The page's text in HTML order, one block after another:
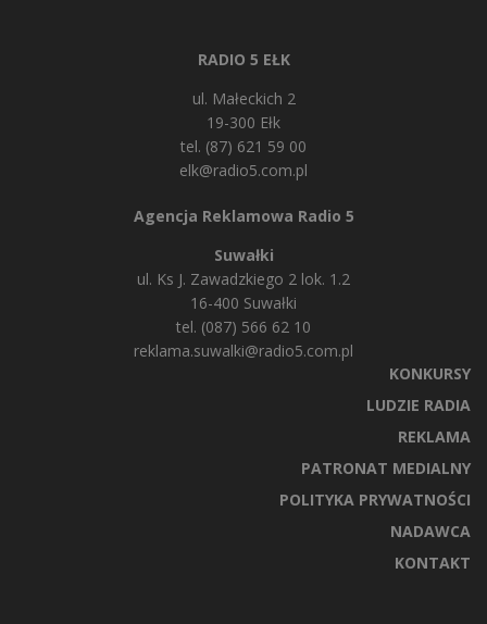
RADIO 5 EŁK
ul. Małeckich 2
19-300 Ełk
tel. (87) 621 59 00
elk@radio5.com.pl
Agencja Reklamowa Radio 5
Suwałki
ul. Ks J. Zawadzkiego 2 lok. 1.2
16-400 Suwałki
tel. (087) 566 62 10
reklama.suwalki@radio5.com.pl
KONKURSY
LUDZIE RADIA
REKLAMA
PATRONAT MEDIALNY
POLITYKA PRYWATNOŚCI
NADAWCA
KONTAKT